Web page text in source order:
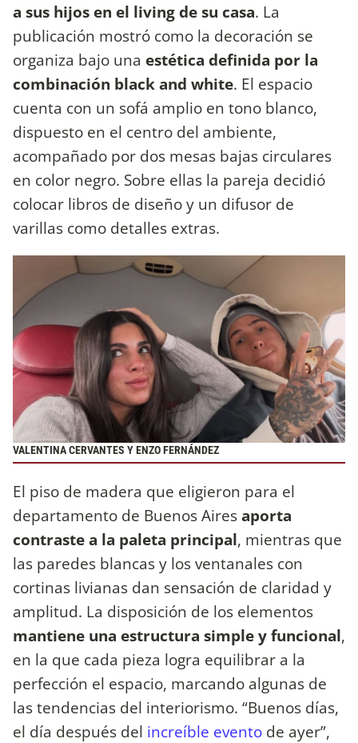
a sus hijos en el living de su casa. La
publicación mostró como la decoración se
organiza bajo una estética definida por la
combinación black and white. El espacio
cuenta con un sofá amplio en tono blanco,
dispuesto en el centro del ambiente,
acompañado por dos mesas bajas circulares
en color negro. Sobre ellas la pareja decidió
colocar libros de diseño y un difusor de
varillas como detalles extras.
VALENTINA CERVANTES Y ENZO FERNÁNDEZ
El piso de madera que eligieron para el
departamento de Buenos Airesaporta
contraste a la paleta principal, mientras que
las paredes blancas y los ventanales con
cortinas livianas dan sensación de claridad y
amplitud. La disposición de los elementos
mantiene una estructura simple y funcional,
en la que cada pieza logra equilibrar a la
perfección el espacio, marcando algunas de
las tendencias del interiorismo. “Buenos días,
el día después del increíble evento de ayer”,